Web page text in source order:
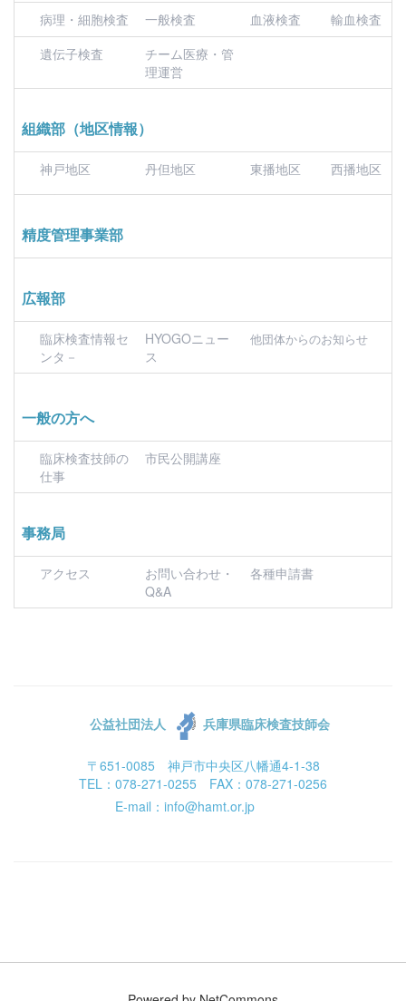
病理・細胞検査
一般検査 血液検査
輸血検査
遺伝子検査
チーム医療・管
理運営
組織部（地区情報）
神戸地区 丹但地区 東播地区 西播地区
精度管理事業部
広報部
臨床検査情報セ
ンタ－
HYOGOニュー
ス
他団体からのお知らせ
一般の方へ
臨床検査技師の
仕事
市民公開講座
事務局
アクセス
お問い合わせ・
Q&A
各種申請書
公益社団法人 兵庫県臨床検査技師会
〒651-0085 神戸市中央区八幡通4-1-38
TEL：078-271-0255 FAX：078-271-0256
E-mail：info@hamt.or.jp